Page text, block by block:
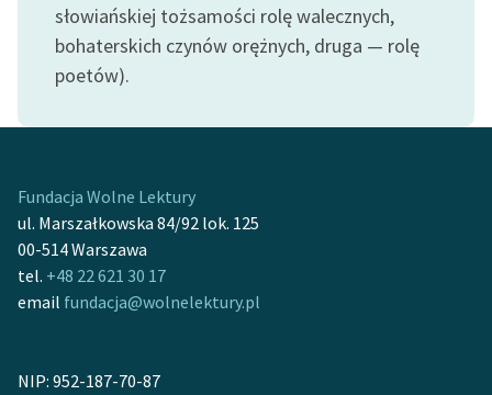
Kolekcje edukacyjne
twórców przechodzących
do domeny publicznej,
lektur szkolnych oraz
Starego Testamentu
Szkoła Poezji Wolnych
Lektur
O nas
słowiańskiej tożsamości rolę walecznych,
bohaterskich czynów orężnych, druga — rolę
poetów).
Fundacja Wolne Lektury
ul. Marszałkowska 84/92 lok. 125
00-514 Warszawa
tel. +48 22 621 30 17
email fundacja@wolnelektury.pl
NIP: 952-187-70-87